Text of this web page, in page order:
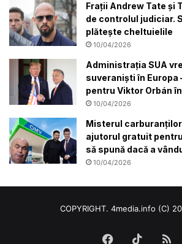
Frații Andrew Tate și
de controlul judiciar.
plătește cheltuielile
10/04/2026
Administrația SUA
suveraniști în Europa
pentru Viktor Orbán
10/04/2026
Misterul
ajutorul gratuit
să spună dacă a
10/04/2026
COPYRIGHT. 4media.info (C)
Facebook
TikTok